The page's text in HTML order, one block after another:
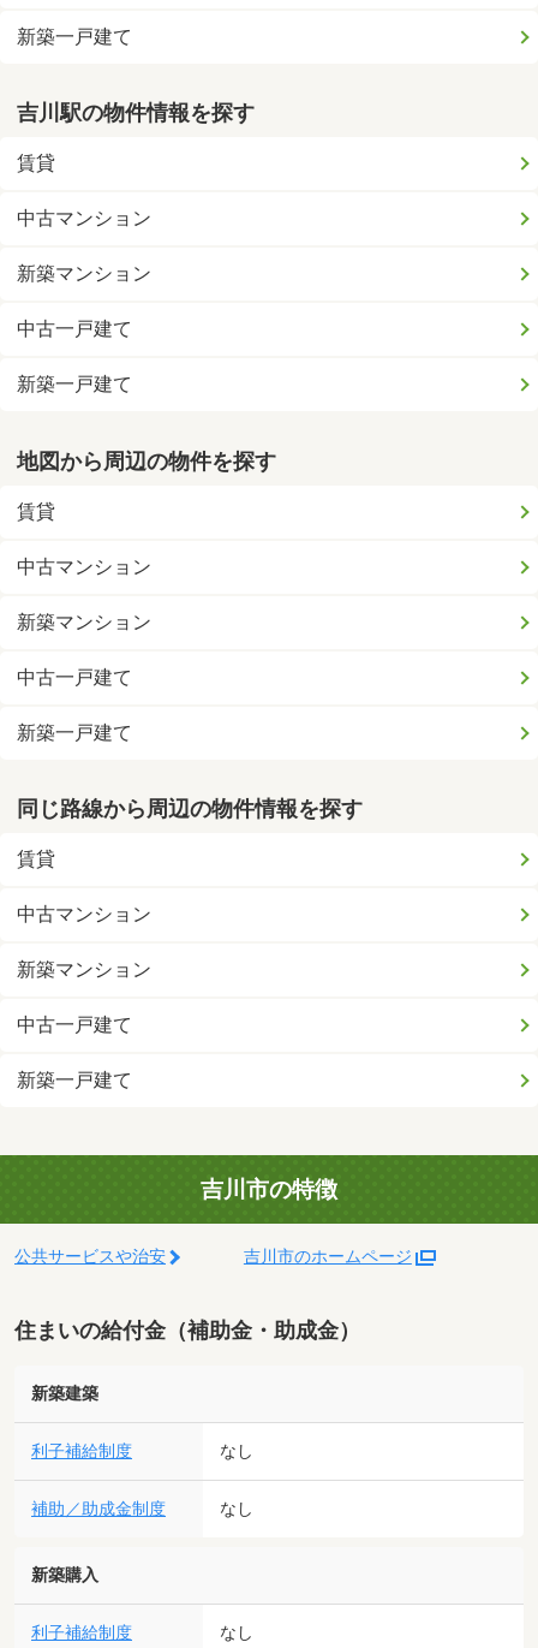
新築一戸建て
吉川駅の物件情報を探す
賃貸
中古マンション
新築マンション
中古一戸建て
新築一戸建て
地図から周辺の物件を探す
賃貸
中古マンション
新築マンション
中古一戸建て
新築一戸建て
同じ路線から周辺の物件情報を探す
賃貸
中古マンション
新築マンション
中古一戸建て
新築一戸建て
吉川市の特徴
公共サービスや治安 吉川市のホームページ
住まいの給付金（補助金・助成金）
新築建築
利子補給制度 なし
補助／助成金制度 なし
新築購入
利子補給制度 なし